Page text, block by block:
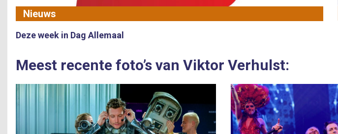
Nieuws
Deze week in Dag Allemaal
Meest recente foto’s van Viktor Verhulst: